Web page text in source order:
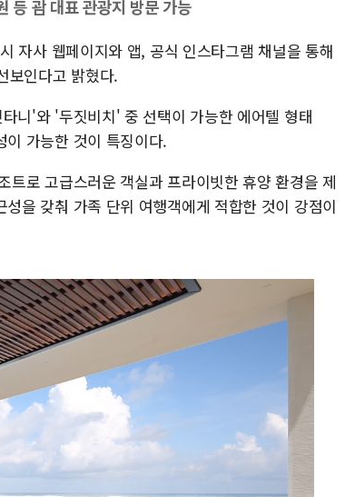
등 괌 대표 관광지 방문 가능
자사 웹페이지와 앱, 공식 인스타그램 채널을 통해
보인다고 밝혔다.
니'와 '두짓비치' 중 선택이 가능한 에어텔 형태
가능한 것이 특징이다.
로 고급스러운 객실과 프라이빗한 휴양 환경을 제
을 갖춰 가족 단위 여행객에게 적합한 것이 강점이